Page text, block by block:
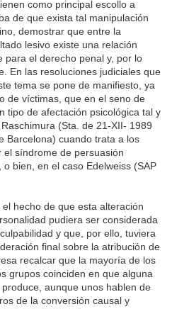
como principal escollo a
de que exista tal manipulación
demostrar que entre la
lesivo existe una relación
para el derecho penal y, por lo
En las resoluciones judiciales que
tema se pone de manifiesto, ya
de víctimas, que en el seno de
tipo de afectación psicológica tal y
(Sta. de 21-XII- 1989
Barcelona) cuando trata a los
síndrome de persuasión
bien, en el caso Edelweiss (SAP
hecho de que esta alteración
pudiera ser considerada
y que, por ello, tuviera
final sobre la atribución de
recalcar que la mayoría de los
grupos coinciden en que alguna
aunque unos hablen de
de la conversión causal y